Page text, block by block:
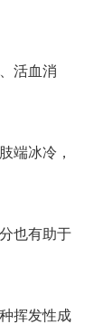
活血消
端冰冷，
也有助于
挥发性成